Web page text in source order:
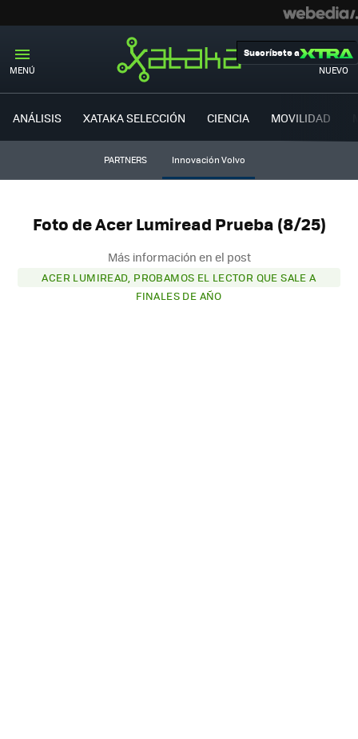
MENÚ NUEVO
Suscríbete a
ANÁLISIS XATAKA SELECCIÓN CIENCIA MOVILIDAD
PARTNERS Innovación Volvo
Foto de Acer Lumiread Prueba (8/25)
Más información en el post
ACER LUMIREAD, PROBAMOS EL LECTOR QUE SALE A
FINALES DE AÑO